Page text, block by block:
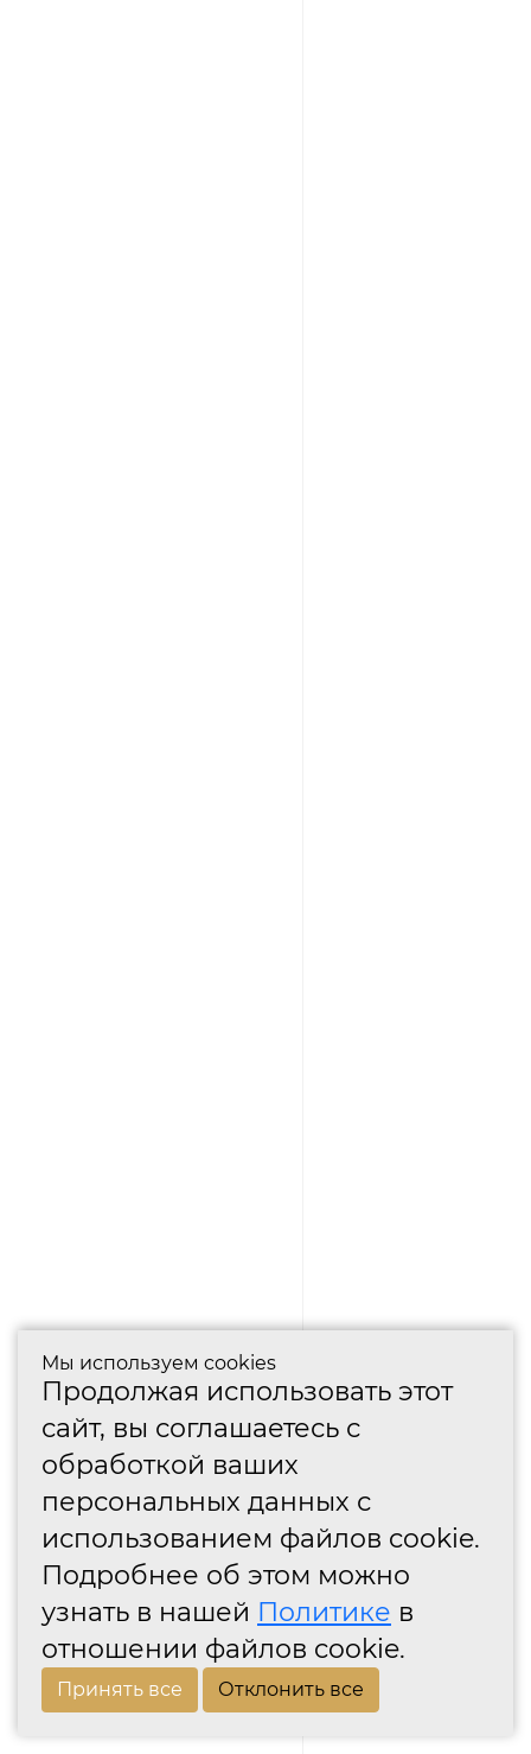
Мы используем cookies
Продолжая использовать этот
сайт, вы соглашаетесь с
обработкой ваших
персональных данных с
использованием файлов cookie.
Подробнее об этом можно
узнать в нашей Политике в
отношении файлов cookie.
Принять все Отклонить все